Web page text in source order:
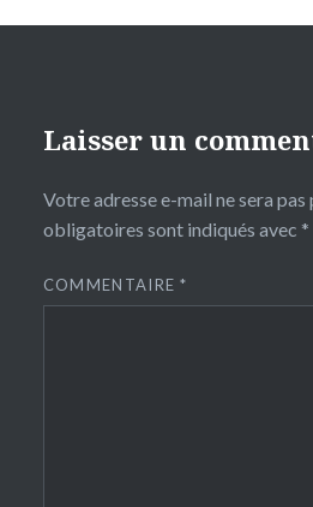
Laisser un
Votre adresse e-mail ne sera pas
obligatoires sont indiqués avec *
COMMENTAIRE*